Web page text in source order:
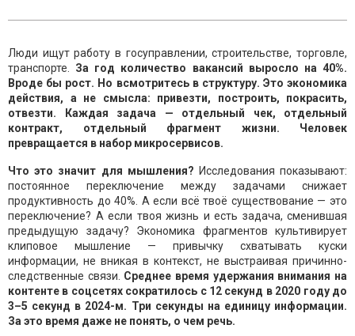
Люди ищут работу в госуправлении, строительстве, торговле,
транспорте.
За год количество вакансий выросло на 40%.
Вроде бы рост. Но всмотритесь в структуру. Это экономика
действия, а не смысла: привезти, построить, покрасить,
отвезти. Каждая задача — отдельный чек, отдельный
контракт, отдельный фрагмент жизни. Человек
превращается в набор микросервисов.
Что это значит для мышления? Исследования показывают:
постоянное переключение между задачами снижает
продуктивность до 40%. А если всё твоё существование — это
переключение? А если твоя жизнь и есть задача, сменившая
предыдущую задачу? Экономика фрагментов культивирует
клиповое мышление — привычку схватывать куски
информации, не вникая в контекст, не выстраивая причинно-
следственные связи. Среднее время удержания внимания на
контенте в соцсетях сократилось с 12 секунд в 2020 году до
3–5 секунд в 2024-м. Три секунды на единицу информации.
За это время даже не понять, о чем речь.